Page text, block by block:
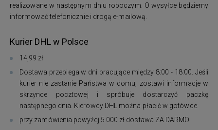
realizowane w następnym dniu roboczym. O wysyłce będziemy
informować telefonicznie i drogą e-mailową.
Kurier DHL w Polsce
14,99 zł
Dostawa przebiega w dni pracujące między 8:00 - 18:00. Jeśli
kurier nie zastanie Państwa w domu, zostawi informacje w
skrzynce pocztowej i spróbuje dostarczyć paczkę
następnego dnia. Kierowcy DHL można płacić w gotówce.
przy zamówienia powyżej 5.000 zł dostawa ZA DARMO